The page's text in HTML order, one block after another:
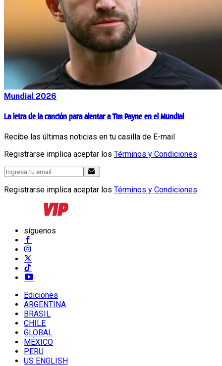
Mundial 2026
La letra de la canción para alentar a Tim Payne en el Mundial
Recibe las últimas noticias en tu casilla de E-mail
Registrarse implica aceptar los Términos y Condiciones
Registrarse implica aceptar los Términos y Condiciones
síguenos
Ediciones
ARGENTINA
BRASIL
CHILE
GLOBAL
MÉXICO
PERU
US ENGLISH